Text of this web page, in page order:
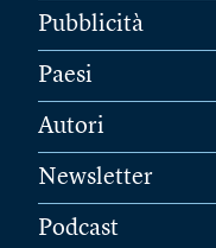
Pubblicità
Paesi
Autori
Newsletter
Podcast